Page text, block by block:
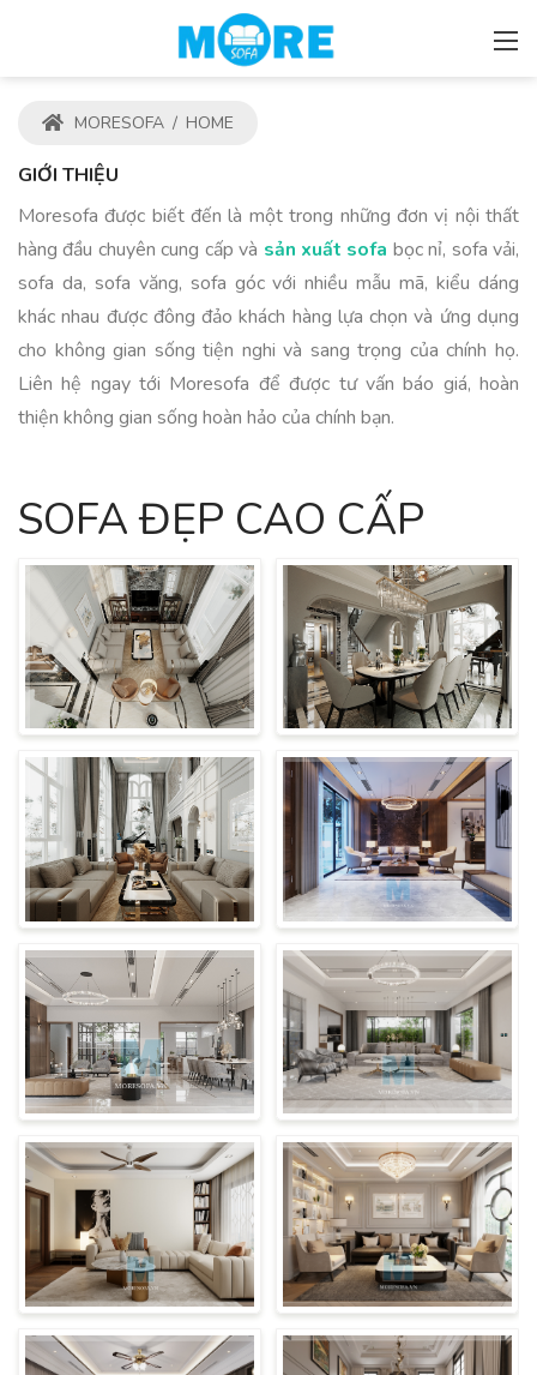
MORESOFA / HOME
GIỚI THIỆU
Moresofa được biết đến là một trong những đơn vị nội thất
hàng đầu chuyên cung cấp và sản xuất sofa bọc nỉ, sofa vải,
sofa da, sofa văng, sofa góc với nhiều mẫu mã, kiểu dáng
khác nhau được đông đảo khách hàng lựa chọn và ứng dụng
cho không gian sống tiện nghi và sang trọng của chính họ.
Liên hệ ngay tới Moresofa để được tư vấn báo giá, hoàn
thiện không gian sống hoàn hảo của chính bạn.
SOFA ĐẸP CAO CẤP